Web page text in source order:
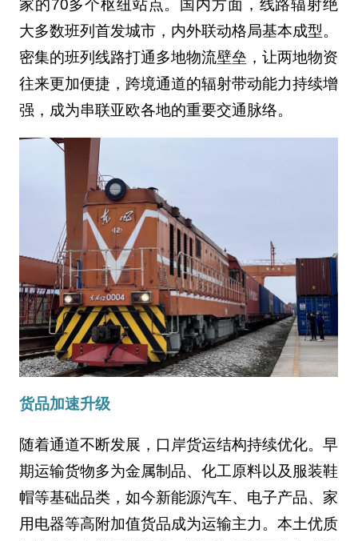
家的70多个枢纽站点。国内方面，线路辐射绝
大多数班列首发城市，内外联动格局基本成型。
密集的班列线路打通多地物流壁垒，让两地物资
往来更加便捷，跨境通道的辐射带动能力持续增
强，成为串联亚欧各地的重要交通脉络。
货品加速升级
随着通道不断发展，口岸货运结构持续优化。早
期运输货物多为金属制品、化工原料以及服装鞋
帽等基础品类，如今新能源汽车、电子产品、家
用电器等高附加值货品成为运输主力。本土优质